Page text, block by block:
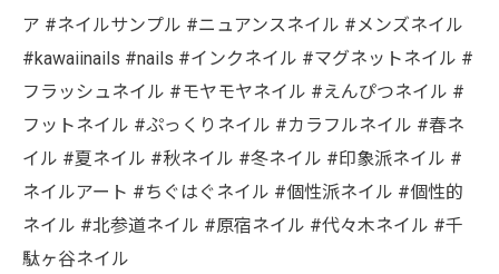
ア #ネイルサンプル #ニュアンスネイル #メンズネイル
#kawaiinails #nails #インクネイル #マグネットネイル #
フラッシュネイル #モヤモヤネイル #えんぴつネイル #
フットネイル #ぷっくりネイル #カラフルネイル #春ネ
イル #夏ネイル #秋ネイル #冬ネイル #印象派ネイル #
ネイルアート #ちぐはぐネイル #個性派ネイル #個性的
ネイル #北参道ネイル #原宿ネイル #代々木ネイル #千
駄ヶ谷ネイル